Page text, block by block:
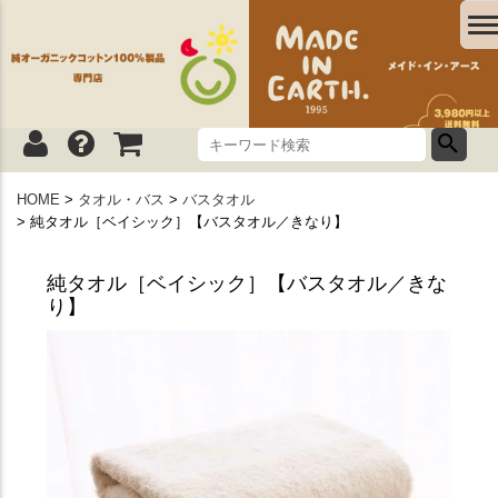
HOME タオル・バス
バスタオル
純タオル［ベイシック］【バスタオル／きなり】
純タオル［ベイシック］【バスタオル／きな
り】